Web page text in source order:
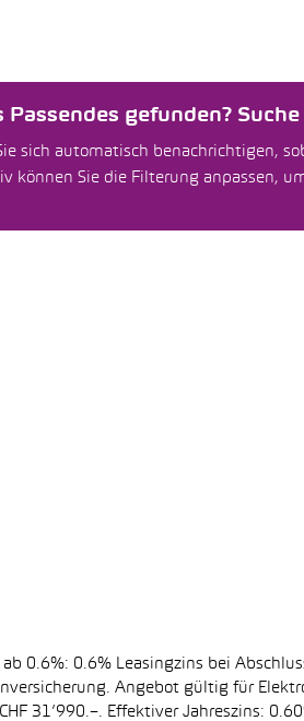
Passendes gefunden?
sich automatisch benachrichtigen,
können Sie die Filterung anpassen,
0.6%: 0.6% Leasingzins bei
Angebot gültig für
31’990.–. Effektiver Jahreszins: